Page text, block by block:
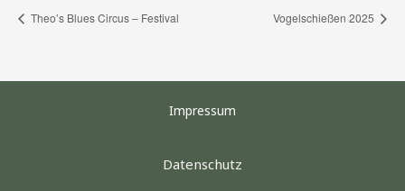
Theo’s Blues Circus – Festival Vogelschießen 2025
Impressum
Datenschutz